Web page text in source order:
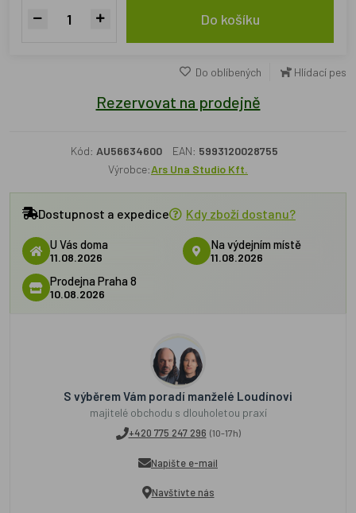
Do košíku
Do oblíbených Hlídací pes
Rezervovat na prodejně
Kód: AU56634600 EAN: 5993120028755
Výrobce:Ars Una Studio Kft.
Dostupnost a expedice Kdy zboží dostanu?
U Vás doma
11.08.2026
Na výdejním místě
11.08.2026
Prodejna Praha 8
10.08.2026
S výběrem Vám poradí manželé Loudínovi
majitelé obchodu s dlouholetou praxí
+420 775 247 296 (10-17h)
Napište e-mail
Navštivte nás